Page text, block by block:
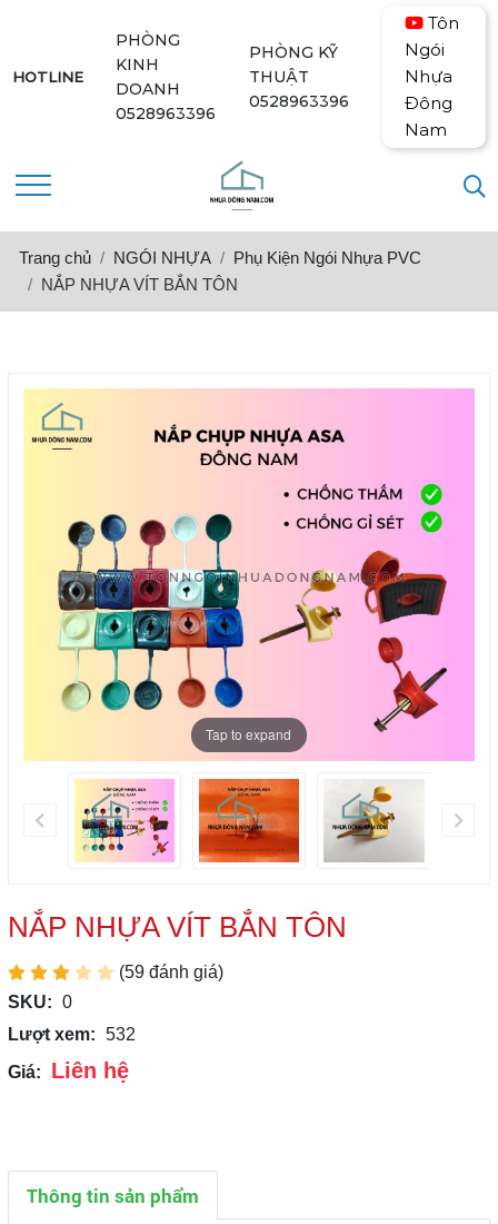
HOTLINE
PHÒNG
KINH
DOANH
0528963396
PHÒNG KỸ
THUẬT
0528963396
Tôn
Ngói
Nhựa
Đông
Nam
Trang chủ NGÓI NHỰA
Phụ Kiện Ngói Nhựa PVC
NẮP NHỰA VÍT BẮN TÔN
Tap to expand
NẮP NHỰA VÍT BẮN TÔN
(59 đánh giá)
SKU: 0
Lượt xem: 532
Giá:
Liên hệ
Thông tin sản phẩm